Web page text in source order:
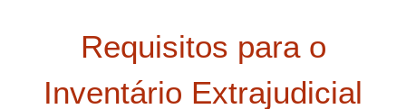
Requisitos para o
Inventário Extrajudicial